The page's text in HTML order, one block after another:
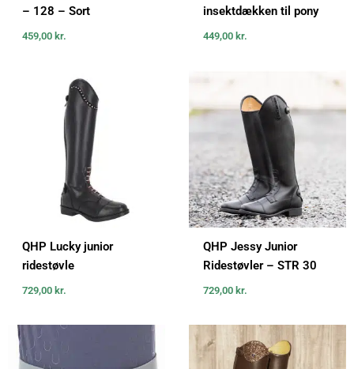
– 128 – Sort
459,00 kr.
insektdækken til pony
449,00 kr.
QHP Lucky junior
ridestøvle
729,00 kr.
QHP Jessy Junior
Ridestøvler – STR 30
729,00 kr.